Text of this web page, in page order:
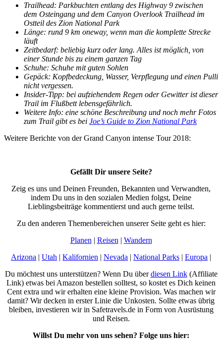
Trailhead: Parkbuchten entlang des Highway 9 zwischen
dem Osteingang und dem Canyon Overlook Trailhead im
Ostteil des Zion National Park
Länge: rund 9 km oneway, wenn man die komplette Strecke
läuft
Zeitbedarf: beliebig kurz oder lang. Alles ist möglich, von
einer Stunde bis zu einem ganzen Tag
Schuhe: Schuhe mit guten Sohlen
Gepäck: Kopfbedeckung, Wasser, Verpflegung und einen Pulli
nicht vergessen.
Insider-Tipp: bei aufziehendem Regen oder Gewitter ist dieser
Trail im Flußbett lebensgefährlich.
Weitere Info: eine schöne Beschreibung und noch mehr Fotos
zum Trail gibt es bei Joe’s Guide to Zion National Park
Weitere Berichte von der Grand Canyon intense Tour 2018:
Gefällt Dir unsere Seite?
Zeig es uns und Deinen Freunden, Bekannten und Verwandten,
indem Du uns in den sozialen Medien folgst, Deine
Lieblingsbeiträge kommentierst und auch gerne teilst.
Zu den anderen Themenbereichen unserer Seite geht es hier:
Planen | Reisen | Wandern
Arizona | Utah | Kalifornien | Nevada | National Parks | Europa |
Du möchtest uns unterstützen? Wenn Du überdiesen Link(Affiliate
Link) etwas bei Amazon bestellen solltest, so kostet es Dich keinen
Cent extra und wir erhalten eine kleine Provision. Was machen wir
damit? Wir decken in erster Linie die Unkosten. Sollte etwas übrig
bleiben, investieren wir in Safetravels.de in Form von Ausrüstung
und Reisen.
Willst Du mehr von uns sehen? Folge uns hier: